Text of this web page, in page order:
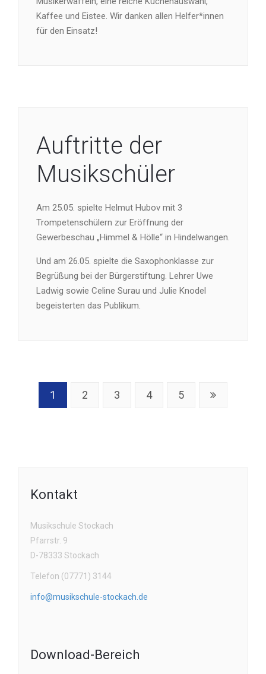
Kaffee und Eistee. Wir danken allen Helfer*innen
für den Einsatz!
Auftritte der
Musikschüler
Am 25.05. spielte Helmut Hubov mit 3
Trompetenschülern zur Eröffnung der
Gewerbeschau „Himmel & Hölle“ in Hindelwangen.
Und am 26.05. spielte die Saxophonklasse zur
Begrüßung bei der Bürgerstiftung. Lehrer Uwe
Ladwig sowie Celine Surau und Julie Knodel
begeisterten das Publikum.
1 2 3 4 5
Kontakt
Musikschule Stockach
Pfarrstr. 9
D-78333 Stockach
Telefon (07771) 3144
info@musikschule-stockach.de
Download-Bereich